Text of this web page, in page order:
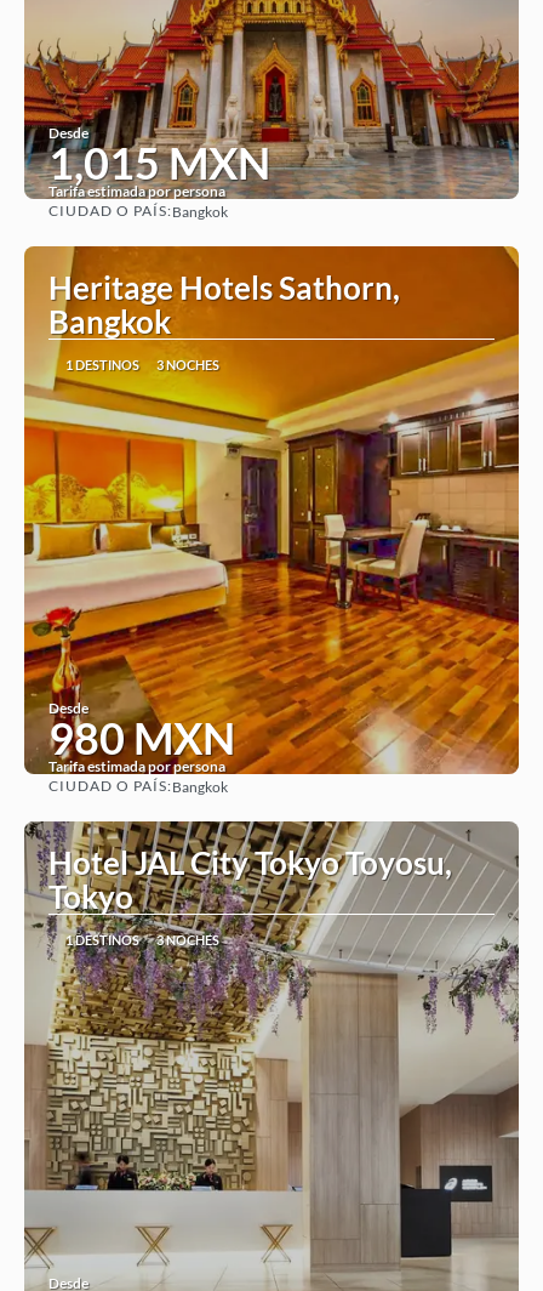
Desde
1,015 MXN
Tarifa estimada por persona
CIUDAD O PAÍS:Bangkok
Heritage Hotels Sathorn,
Bangkok
1 DESTINOS 3 NOCHES
Desde
980 MXN
Tarifa estimada por persona
CIUDAD O PAÍS:Bangkok
Hotel JAL City Tokyo Toyosu,
Tokyo
1 DESTINOS 3 NOCHES
Desde